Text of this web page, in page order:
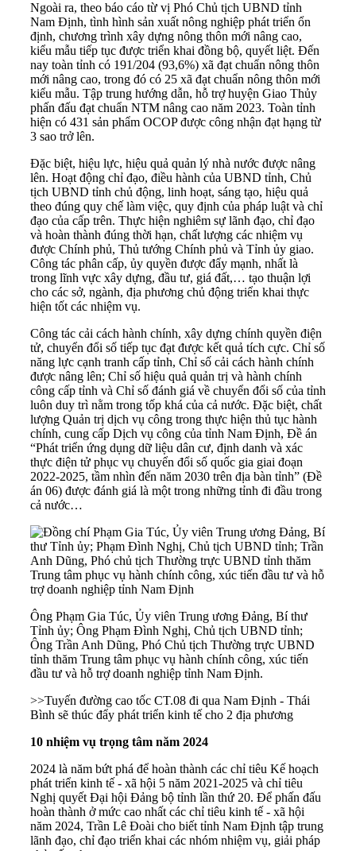
Ngoài ra, theo báo cáo từ vị Phó Chủ tịch UBND tỉnh
Nam Định, tình hình sản xuất nông nghiệp phát triển ổn
định, chương trình xây dựng nông thôn mới nâng cao,
kiểu mẫu tiếp tục được triển khai đồng bộ, quyết liệt. Đến
nay toàn tỉnh có 191/204 (93,6%) xã đạt chuẩn nông thôn
mới nâng cao, trong đó có 25 xã đạt chuẩn nông thôn mới
kiểu mẫu. Tập trung hướng dẫn, hỗ trợ huyện Giao Thủy
phấn đấu đạt chuẩn NTM nâng cao năm 2023. Toàn tỉnh
hiện có 431 sản phẩm OCOP được công nhận đạt hạng từ
3 sao trở lên.
Đặc biệt, hiệu lực, hiệu quả quản lý nhà nước được nâng
lên. Hoạt động chỉ đạo, điều hành của UBND tỉnh, Chủ
tịch UBND tỉnh chủ động, linh hoạt, sáng tạo, hiệu quả
theo đúng quy chế làm việc, quy định của pháp luật và chỉ
đạo của cấp trên. Thực hiện nghiêm sự lãnh đạo, chỉ đạo
và hoàn thành đúng thời hạn, chất lượng các nhiệm vụ
được Chính phủ, Thủ tướng Chính phủ và Tỉnh ủy giao.
Công tác phân cấp, ủy quyền được đẩy mạnh, nhất là
trong lĩnh vực xây dựng, đầu tư, giá đất,… tạo thuận lợi
cho các sở, ngành, địa phương chủ động triển khai thực
hiện tốt các nhiệm vụ.
Công tác cải cách hành chính, xây dựng chính quyền điện
tử, chuyển đổi số tiếp tục đạt được kết quả tích cực. Chỉ số
năng lực cạnh tranh cấp tỉnh, Chỉ số cải cách hành chính
được nâng lên; Chỉ số hiệu quả quản trị và hành chính
công cấp tỉnh và Chỉ số đánh giá về chuyển đổi số của tỉnh
luôn duy trì nằm trong tốp khá của cả nước. Đặc biệt, chất
lượng Quản trị dịch vụ công trong thực hiện thủ tục hành
chính, cung cấp Dịch vụ công của tỉnh Nam Định, Đề án
“Phát triển ứng dụng dữ liệu dân cư, định danh và xác
thực điện tử phục vụ chuyển đổi số quốc gia giai đoạn
2022-2025, tầm nhìn đến năm 2030 trên địa bàn tỉnh” (Đề
án 06) được đánh giá là một trong những tỉnh đi đầu trong
cả nước…
Ông Phạm Gia Túc, Ủy viên Trung ương Đảng, Bí thư
Tỉnh ủy; Ông Phạm Đình Nghị, Chủ tịch UBND tỉnh;
Ông Trần Anh Dũng, Phó Chủ tịch Thường trực UBND
tỉnh thăm Trung tâm phục vụ hành chính công, xúc tiến
đầu tư và hỗ trợ doanh nghiệp tỉnh Nam Định.
>>Tuyến đường cao tốc CT.08 đi qua Nam Định - Thái
Bình sẽ thúc đẩy phát triển kinh tế cho 2 địa phương
10 nhiệm vụ trọng tâm năm 2024
2024 là năm bứt phá để hoàn thành các chỉ tiêu Kế hoạch
phát triển kinh tế - xã hội 5 năm 2021-2025 và chỉ tiêu
Nghị quyết Đại hội Đảng bộ tỉnh lần thứ 20. Để phấn đấu
hoàn thành ở mức cao nhất các chỉ tiêu kinh tế - xã hội
năm 2024, Trần Lê Đoài cho biết tỉnh Nam Định tập trung
lãnh đạo, chỉ đạo triển khai các nhóm nhiệm vụ, giải pháp